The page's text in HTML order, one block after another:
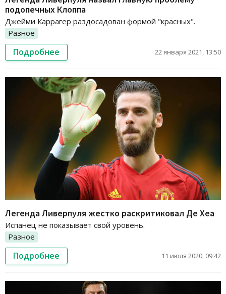
подопечных Клоппа
Джейми Каррагер раздосадован формой "красных".
Разное
Подробнее 22 января 2021, 13:50
Легенда Ливерпуля жестко раскритиковал Де Хеа
Испанец не показывает свой уровень.
Разное
Подробнее 11 июля 2020, 09:42